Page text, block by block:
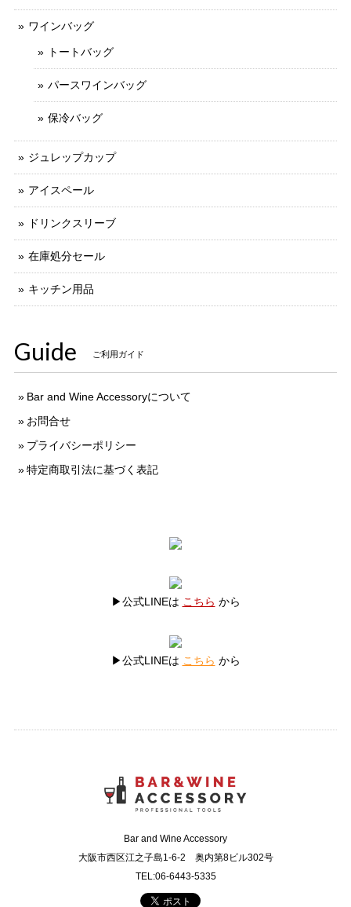
ワインバッグ
トートバッグ
パースワインバッグ
保冷バッグ
ジュレップカップ
アイスペール
ドリンクスリーブ
在庫処分セール
キッチン用品
Guide ご利用ガイド
Bar and Wine Accessoryについて
お問合せ
プライバシーポリシー
特定商取引法に基づく表記
▶公式LINEは こちら から
▶公式LINEは こちら から
Bar and Wine Accessory
大阪市西区江之子島1-6-2 奥内第8ビル302号
TEL:06-6443-5335